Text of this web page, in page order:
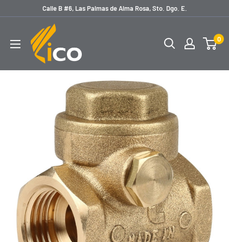
contenido
Calle B #6, Las Palmas de Alma Rosa, Sto. Dgo. E.
licoferreteria
0